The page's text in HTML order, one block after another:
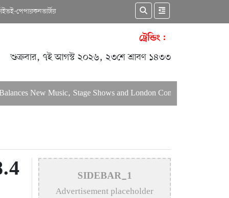
ই-পেপারকনভার্টার
ট্রেন্ডিং :
শুক্রবার, ৭ই আগস্ট ২০২৬, ২৩শে শ্রাবণ ১৪৩৩
New Music, Stage Shows and London Concerts
SIDEBAR_1
Advertisement placeholder